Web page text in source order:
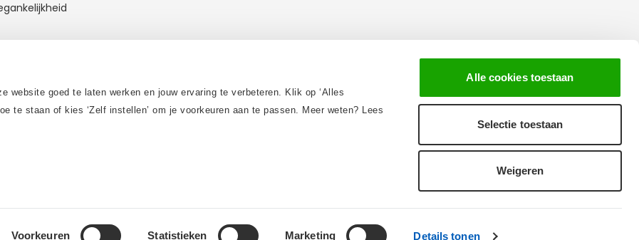
website goed te laten werken en jouw ervaring te verbeteren. Klik op ‘Alles
te staan of kies ‘Zelf instellen’ om je voorkeuren aan te passen. Meer weten? Lees
Voorkeuren Statistieken Marketing Details tonen
Alle cookies toestaan
Selectie toestaan
Weigeren
contact op